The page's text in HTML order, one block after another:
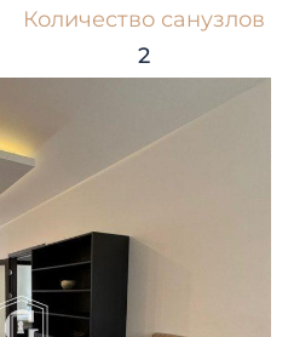
Количество санузлов
2